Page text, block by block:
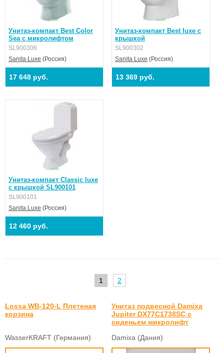
Унитаз-компакт Best Color
Sea с микролифтом
SL900306
Sanita Luxe (Россия)
17 648 руб.
Унитаз-компакт Best luxe c
крышкой
SL900302
Sanita Luxe (Россия)
13 369 руб.
Унитаз-компакт Classic luxe
с крышкой SL900101
SL900101
Sanita Luxe (Россия)
12 460 руб.
1 2
Lossa WB-120-L Плетеная
корзина
WasserKRAFT (Германия)
Унитаз подвесной Damixa
Jupiter DX77C1738SC с
сиденьем микролифт
Damixa (Дания)